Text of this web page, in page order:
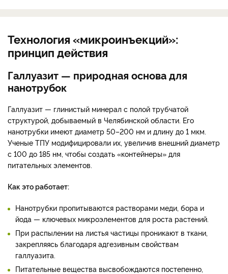
Технология «микроинъекций»:
принцип действия
Галлуазит — природная основа для
нанотрубок
Галлуазит — глинистый минерал с полой трубчатой
структурой, добываемый в Челябинской области. Его
нанотрубки имеют диаметр 50–200 нм и длину до 1 мкм.
Ученые ТПУ модифицировали их, увеличив внешний диаметр
с 100 до 185 нм, чтобы создать «контейнеры» для
питательных элементов.
Как это работает:
Нанотрубки пропитываются растворами меди, бора и
йода — ключевых микроэлементов для роста растений.
При распылении на листья частицы проникают в ткани,
закрепляясь благодаря адгезивным свойствам
галлуазита.
Питательные вещества высвобождаются постепенно,